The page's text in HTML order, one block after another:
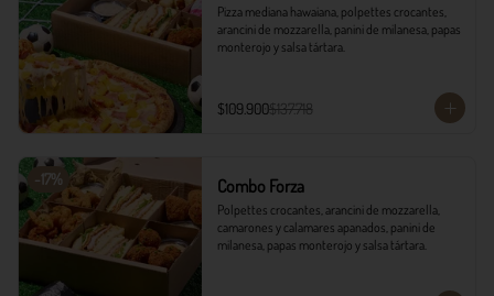
Pizza mediana hawaiana, polpettes crocantes,
arancini de mozzarella, panini de milanesa, papas
monterojo y salsa tártara.
$109.900$137.718
-17% Combo Forza
Polpettes crocantes, arancini de mozzarella,
camarones y calamares apanados, panini de
milanesa, papas monterojo y salsa tártara.